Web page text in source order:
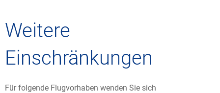
Weitere
Einschränkungen
Für folgende Flugvorhaben wenden Sie sich